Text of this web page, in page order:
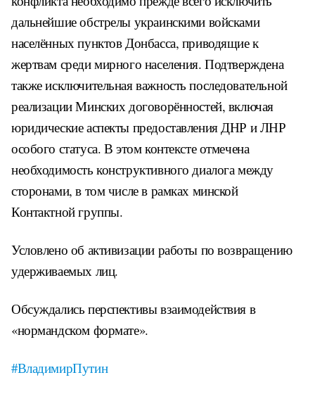
дальнейшие обстрелы украинскими войсками
населённых пунктов Донбасса, приводящие к
жертвам среди мирного населения. Подтверждена
также исключительная важность последовательной
реализации Минских договорённостей, включая
юридические аспекты предоставления ДНР и ЛНР
особого статуса. В этом контексте отмечена
необходимость конструктивного диалога между
сторонами, в том числе в рамках минской
Контактной группы.
Условлено об активизации работы по возвращению
удерживаемых лиц.
Обсуждались перспективы взаимодействия в
«нормандском формате».
#ВладимирПутин